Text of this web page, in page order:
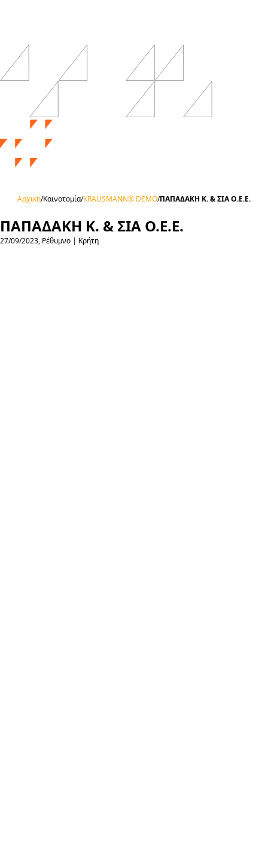
Αρχικη/Καινοτομία/KRAUSMANN® DEMO/ΠΑΠΑΔΑΚΗ Κ. & ΣΙΑ Ο.Ε.Ε.
ΠΑΠΑΔΑΚΗ Κ. & ΣΙΑ Ο.Ε.Ε.
27/09/2023, Ρέθυμνο | Κρήτη